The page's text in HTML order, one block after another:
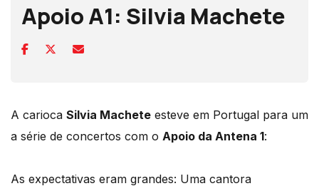
Apoio A1: Silvia Machete
A carioca Silvia Machete esteve em Portugal para um
a série de concertos com o Apoio da Antena 1:
As expectativas eram grandes: Uma cantora